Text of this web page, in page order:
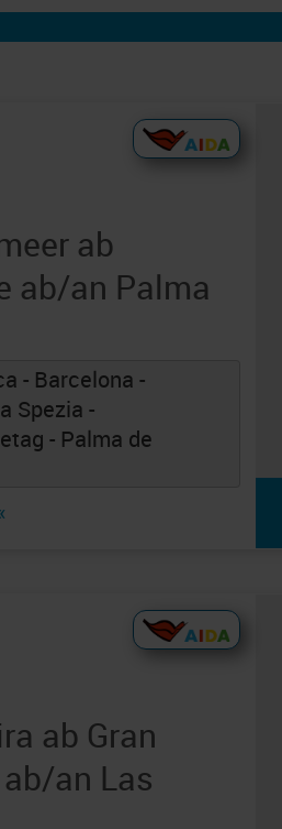
ab
ab/an Palma
- Barcelona -
Spezia -
- Palma de
ab Gran
an Las